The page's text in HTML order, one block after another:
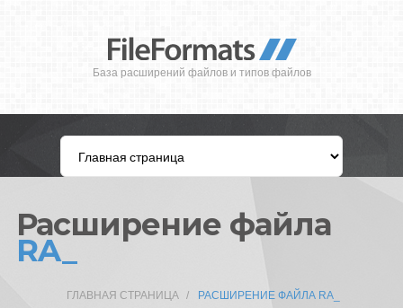
База расширений файлов и типов файлов
Расширение файла
RA_
ГЛАВНАЯ СТРАНИЦА РАСШИРЕНИЕ ФАЙЛА RA_